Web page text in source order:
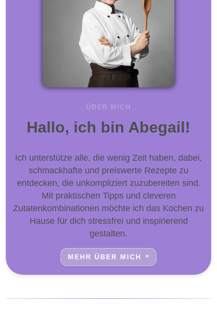
ÜBER MICH
Hallo, ich bin Abegail!
Ich unterstütze alle, die wenig Zeit haben, dabei,
schmackhafte und preiswerte Rezepte zu
entdecken, die unkompliziert zuzubereiten sind.
Mit praktischen Tipps und cleveren
Zutatenkombinationen möchte ich das Kochen zu
Hause für dich stressfrei und inspirierend
gestalten.
MEHR ÜBER MICH